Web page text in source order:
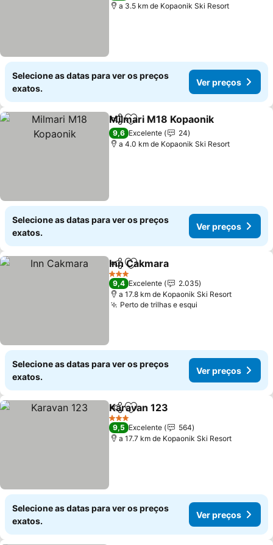
a 3.5 km de Kopaonik Ski Resort
Selecione as datas para ver os preços
exatos.
Ver preços
PartilharAdicionar aos favoritos
Milmari M18 Kopaonik
9,6 Excelente
24
a 4.0 km de Kopaonik Ski Resort
Selecione as datas para ver os preços
exatos.
Ver preços
PartilharAdicionar aos favoritos
Inn Cakmara
3 Estrelas
9,4 Excelente
2.035
a 17.8 km de Kopaonik Ski Resort
Perto de trilhas e esqui
Selecione as datas para ver os preços
exatos.
Ver preços
PartilharAdicionar aos favoritos
Karavan 123
3 Estrelas
9,5 Excelente
564
a 17.7 km de Kopaonik Ski Resort
Selecione as datas para ver os preços
exatos.
Ver preços